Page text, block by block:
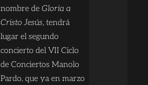
nombre de Gloria a
Cristo Jesús, tendrá
lugar el segundo
concierto del VII Ciclo
de Conciertos Manolo
Pardo, que ya en marzo